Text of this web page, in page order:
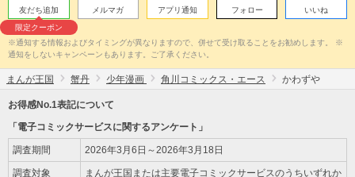
友だち追加
限定クーポン
メルマガ アプリ通知 フォロー いいね
※通知する情報およびタイミングが異なりますので、併せて受け取ることをお勧めします。 ※
通知をしないキャンペーンもあります。ご了承ください。
まんが王国 蟹丹 少年漫画 角川コミックス・エース かわずや
お得感No.1表記について
「電子コミックサービスに関するアンケート」
調査期間 2026年3月6日～2026年3月18日
調査対象 まんが王国または主要電子コミックサービスのうちいずれか